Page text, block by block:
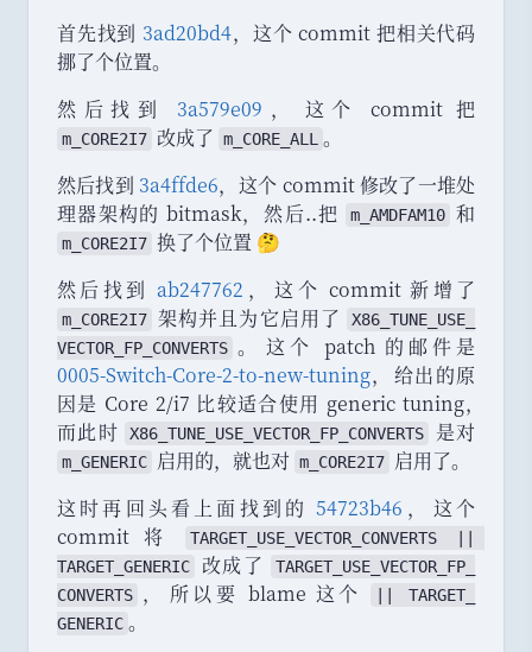
首先找到 3ad20bd4， 这个 commit 把相关代码
挪了个位置。
然后找到 3a579e09 ， 这个 commit 把
m_CORE2I7 改成了 m_CORE_ALL 。
然后找到 3a4ffde6， 这个 commit 修改了一堆处
理器架构的 bitmask， 然后..把 m_AMDFAM10 和
m_CORE2I7 换了个位置 🤔
然后找到 ab247762 ， 这个 commit 新增了
m_CORE2I7 架构并且为它启用了 X86_ TUNE_ USE_
VECTOR_ FP_ CONVERTS 。
这个 patch 的邮件是
0005-Switch-Core-2-to-new-tuning，
给出的原
因是 Core 2/i7 比较适合使用 generic tuning，
而此时
X86_TUNE_ USE_VECTOR_ FP_ CONVERTS 是对
m_GENERIC 启用的， 就也对 m_CORE2I7 启用了。
这时再回头看上面找到的54723b46 ，
这个
commit 将
TARGET_ USE_VECTOR_ CONVERTS
TARGET_ GENERIC 改成了 TARGET_ USE_ VECTOR_ FP_
CONVERTS ， 所以要 blame 这个
TARGET_
GENERIC 。